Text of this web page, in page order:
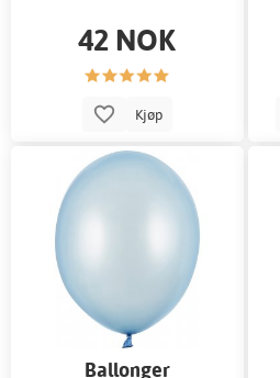
42 NOK
Kjøp
Ballonger